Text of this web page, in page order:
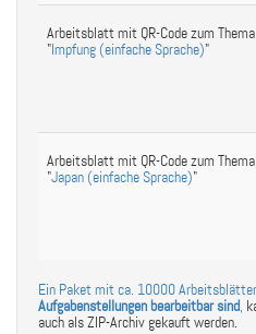
Arbeitsblatt mit QR-Code zum Thema
"Impfung (einfache Sprache)"
Arbeitsblatt mit QR-Code zum Thema
"Japan (einfache Sprache)"
Ein Paket mit ca. 10000
Aufgabenstellungen bearbeitbar sind,
auch als ZIP-Archiv gekauft werden.